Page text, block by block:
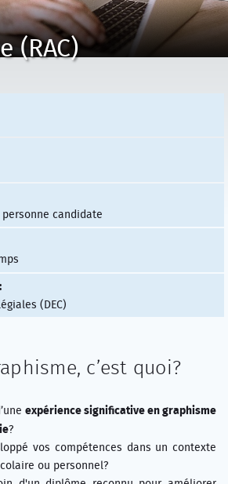
(RAC)
candidate
(DEC)
c’est quoi?
expérience significative en graphisme
?
vos compétences dans un contexte
ou personnel?